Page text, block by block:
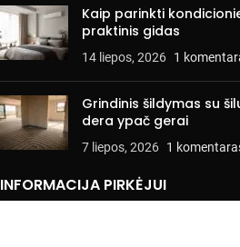
Kaip parinkti
praktinis gidas
14 liepos, 2026 1
Grindinis šildymas su
dera ypač gerai
7 liepos, 2026 1
INFORMACIJA PIRKĖJUI